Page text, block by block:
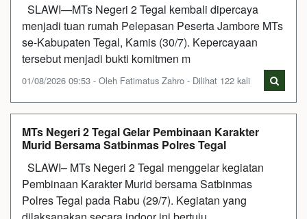
SLAWI—MTs Negeri 2 Tegal kembali dipercaya
menjadi tuan rumah Pelepasan Peserta Jambore MTs
se-Kabupaten Tegal, Kamis (30/7). Kepercayaan
tersebut menjadi bukti komitmen m
01/08/2026 09:53 - Oleh Fatimatus Zahro - Dilihat 122 kali
MTs Negeri 2 Tegal Gelar Pembinaan Karakter
Murid Bersama Satbinmas Polres Tegal
SLAWI– MTs Negeri 2 Tegal menggelar kegiatan
Pembinaan Karakter Murid bersama Satbinmas
Polres Tegal pada Rabu (29/7). Kegiatan yang